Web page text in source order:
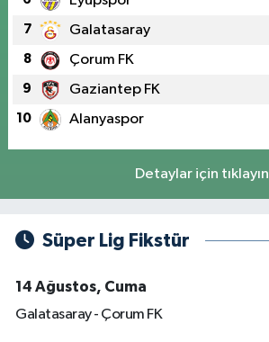
7 Galatasaray
8 Çorum FK
9 Gaziantep FK
10 Alanyaspor
Detaylar için tıklayın
Süper Lig Fikstür
14 Ağustos, Cuma
Galatasaray - Çorum FK